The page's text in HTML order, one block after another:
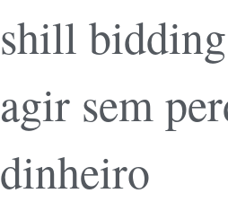
shill
agir sem
dinheiro